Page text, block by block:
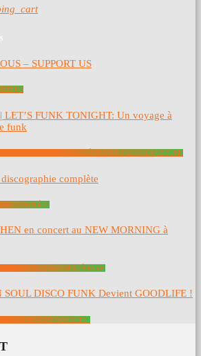
US
FUNK TONIGHT: UN VOYAGE À TRAVERS LA MUSIQUE FUNK
COMPLÈTE
AU NEW MORNING À PARIS
FUNK DEVIENT GOODLIFE !